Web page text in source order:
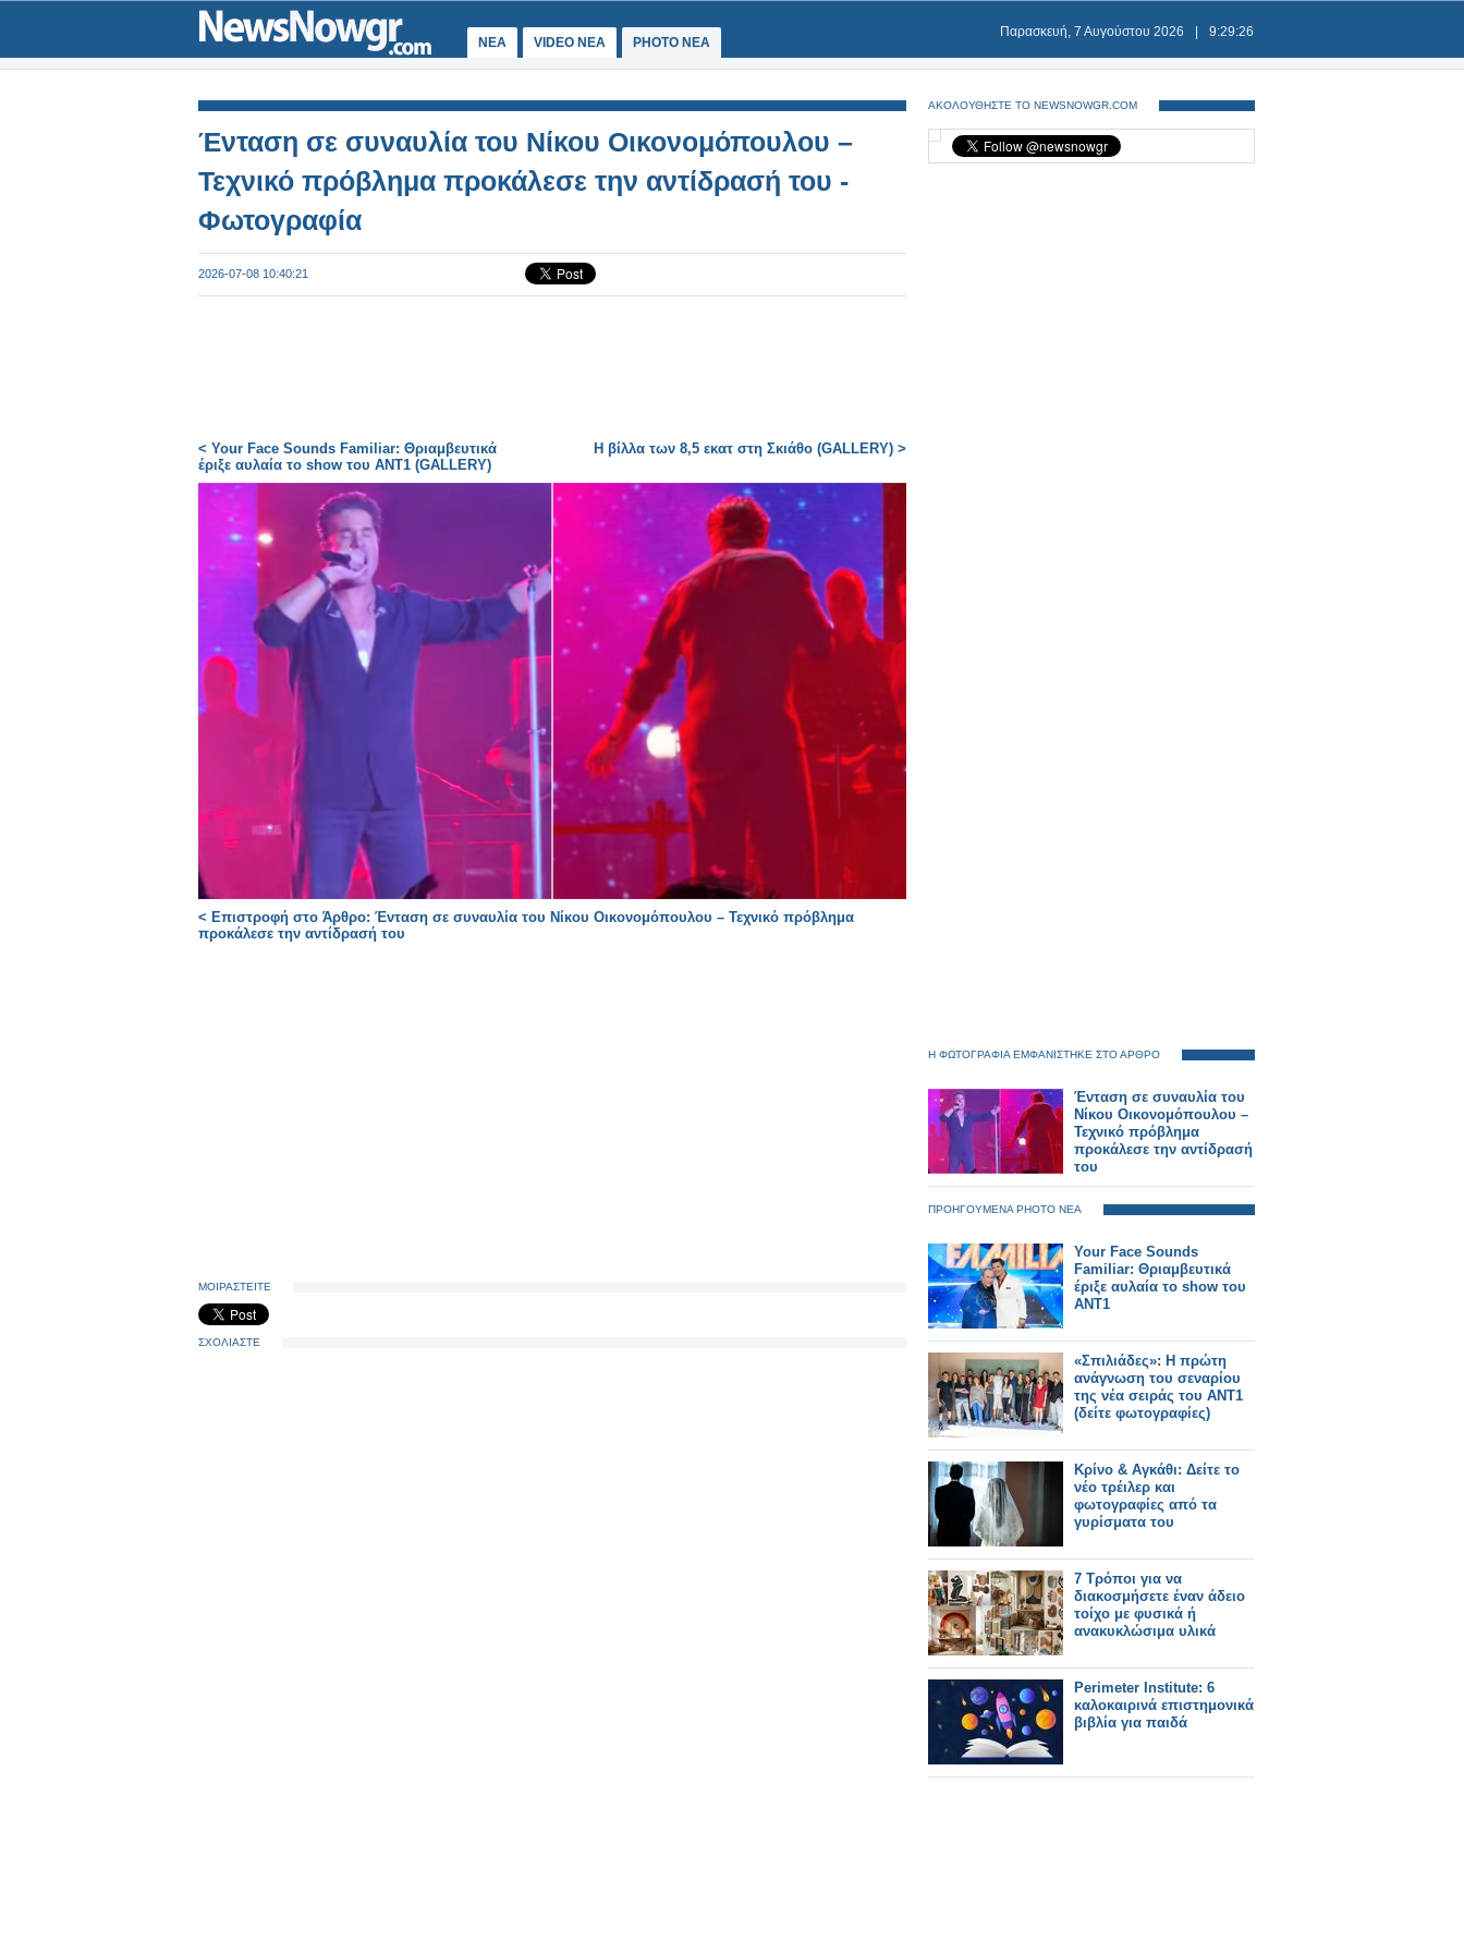
ΝΕΑ VIDEO NEA PHOTO NEA
Παρασκευή, 7 Αυγούστου 2026 9:29:26
Ένταση σε συναυλία του Νίκου Οικονομόπουλου –
Τεχνικό πρόβλημα προκάλεσε την αντίδρασή του -
Φωτογραφία
2026-07-08 10:40:21
< Your Face Sounds Familiar: Θριαμβευτικά
έριξε αυλαία το show του ΑΝΤ1 (GALLERY)
Η βίλλα των 8,5 εκατ στη Σκιάθο (GALLERY) >
< Επιστροφή στο Άρθρο: Ένταση σε συναυλία του Νίκου Οικονομόπουλου – Τεχνικό πρόβλημα
προκάλεσε την αντίδρασή του
ΜΟΙΡΑΣΤΕΙΤΕ
ΣΧΟΛΙΑΣΤΕ
ΑΚΟΛΟΥΘΗΣΤΕ ΤΟ NEWSNOWGR.COM
Η ΦΩΤΟΓΡΑΦΙΑ ΕΜΦΑΝΙΣΤΗΚΕ ΣΤΟ ΑΡΘΡΟ
Ένταση σε συναυλία του
Νίκου Οικονομόπουλου –
Τεχνικό πρόβλημα
προκάλεσε την αντίδρασή
του
ΠΡΟΗΓΟΥΜΕΝΑ PHOTO ΝΕΑ
Your Face Sounds
Familiar: Θριαμβευτικά
έριξε αυλαία το show του
ΑΝΤ1
«Σπιλιάδες»: Η πρώτη
ανάγνωση του σεναρίου
της νέα σειράς του ΑΝΤ1
(δείτε φωτογραφίες)
Κρίνο & Αγκάθι: Δείτε το
νέο τρέιλερ και
φωτογραφίες από τα
γυρίσματα του
7 Τρόποι για να
διακοσμήσετε έναν άδειο
τοίχο με φυσικά ή
ανακυκλώσιμα υλικά
Perimeter Institute: 6
καλοκαιρινά επιστημονικά
βιβλία για παιδά